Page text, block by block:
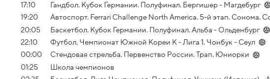
17:10
Гандбол. Кубок Германии. Полуфинал. Бергишер - Магдебург
19:20
Автоспорт. Ferrari Challenge North America. 5-й этап. Сонома.
20:05
Баскетбол. Кубок Германии. Полуфинал. Альба - Ольденбург
22:10
Футбол. Чемпионат Южной Кореи К - Лига 1. Чонбук - Сеул
00:00
Стендовая стрельба. Первенство России. Трап. Юниорки
01:25
Школа чемпионов